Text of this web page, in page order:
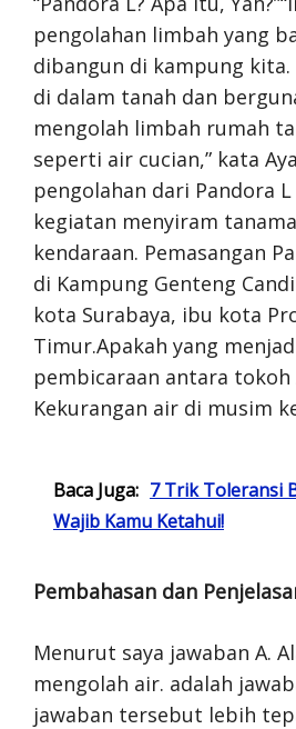
pengolahan limbah yang
dibangun di kampung kita.
di dalam tanah dan
mengolah limbah rumah
seperti air cucian,” kata
pengolahan dari Pandora
kegiatan menyiram
kendaraan. Pemasangan
di Kampung Genteng
kota Surabaya, ibu kota
Timur.Apakah yang
pembicaraan antara tokoh
Kekurangan air di musim
Baca Juga: 7 Trik Toleransi
Wajib Kamu Ketahui!
Pembahasan dan
Menurut saya jawaban A.
mengolah air. adalah
jawaban tersebut lebih